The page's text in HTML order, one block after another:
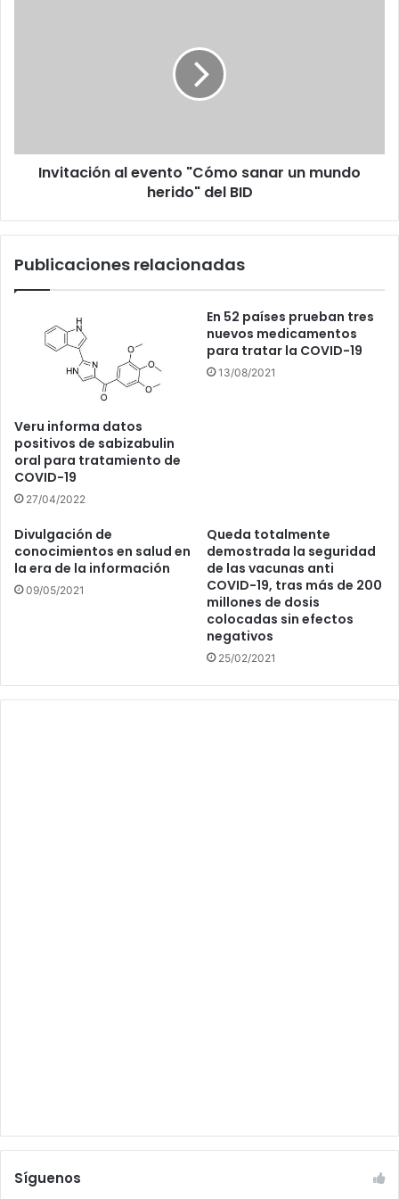
del
Invitación al evento "Cómo sanar un mundo
herido" del BID
Publicaciones relacionadas
Veru informa datos
positivos de sabizabulin
oral para tratamiento de
COVID-19
27/04/2022
En 52 países prueban tres
nuevos medicamentos
para tratar la COVID-19
13/08/2021
Divulgación de
conocimientos en salud en
la era de la información
09/05/2021
Queda totalmente
demostrada la seguridad
de las vacunas anti
COVID-19, tras más de 200
millones de dosis
colocadas sin efectos
negativos
25/02/2021
Síguenos